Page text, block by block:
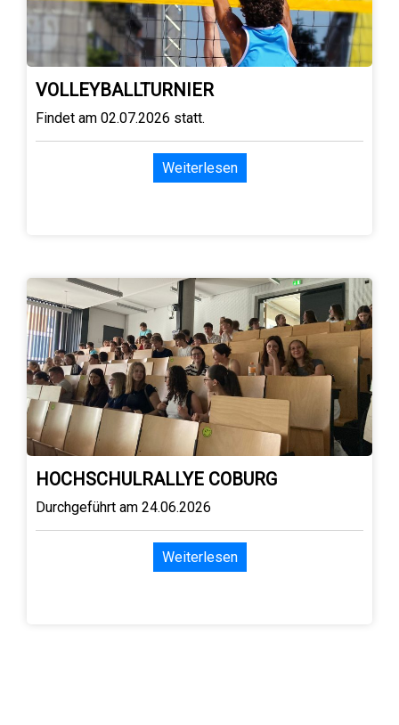
VOLLEYBALLTURNIER
Findet am 02.07.2026 statt.
Weiterlesen
HOCHSCHULRALLYE COBURG
Durchgeführt am 24.06.2026
Weiterlesen